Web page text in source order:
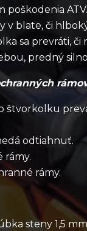
poškodenia ATV.
v blate, či
sa prevráti,
predný
štvorkolku
odtiahnuť.
rámy.
rámy.
steny 1,5